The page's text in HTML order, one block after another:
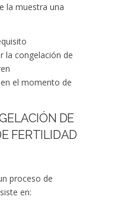
la muestra una
la congelación de
el momento de
DE
FERTILIDAD
proceso de
en: